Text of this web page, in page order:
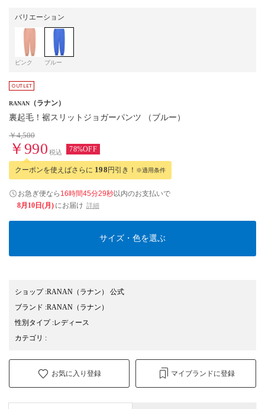
バリエーション
ピンク ブルー
RANAN （ラナン）
裏起毛！裾スリットジョガーパンツ （ブルー）
￥4,500
￥990 税込 78%OFF
クーポンを使えばさらに 198円引き！ ※適用条件
お急ぎ便なら 16時間45分28秒以内のお支払いで
8月10日(月) にお届け 詳細
サイズ・色を選ぶ
ショップ:RANAN（ラナン） 公式
ブランド :RANAN （ラナン）
性別タイプ:レディース
カテゴリ :
お気に入り登録 マイブランドに登録